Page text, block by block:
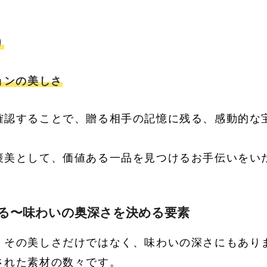
ンの美しさ
することで、贈る相手の記憶に残る、感動的
として、価値ある一品を見つけるお手伝いをい
〜味わいの奥深さを決める要素
の美しさだけではなく、味わいの深さにもあり
た素材の数々です。